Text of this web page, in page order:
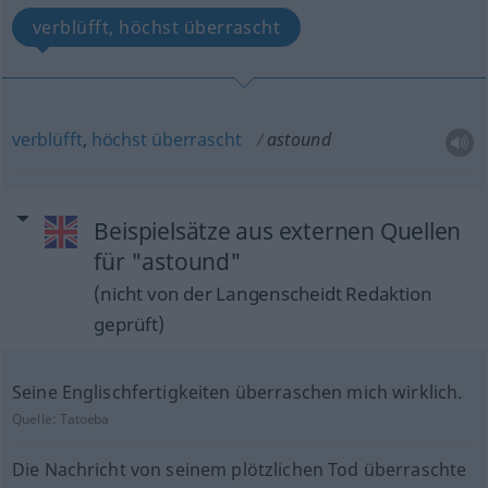
verblüfft, höchst überrascht
verblüfft, höchst überrascht astound
Beispielsätze aus externen Quellen
für "astound"
(nicht von der Langenscheidt Redaktion
geprüft)
Seine Englischfertigkeiten überraschen mich wirklich.
Quelle:Tatoeba
Die Nachricht von seinem plötzlichen Tod überraschte